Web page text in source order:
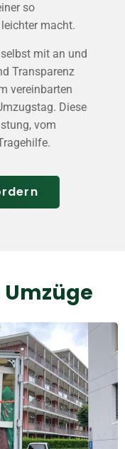
so
macht.
selbst mit an und
Transparenz
vereinbarten
Diese
vom
Umzüge